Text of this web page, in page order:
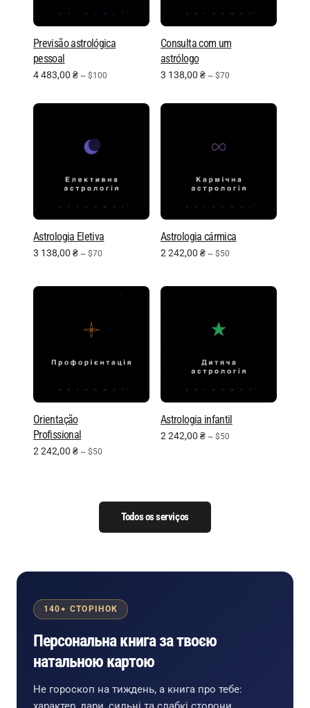
Previsão astrológica
pessoal
4 483,00 ₴ ~ $100
Consulta com um
astrólogo
3 138,00 ₴ ~ $70
Astrologia Eletiva
3 138,00 ₴ ~ $70
Astrologia cármica
2 242,00 ₴ ~ $50
Orientação
Profissional
2 242,00 ₴ ~ $50
Astrologia infantil
2 242,00 ₴ ~ $50
Todos os serviços
140+ СТОРІНОК
Персональна книга за твоєю
натальною картою
Не гороскоп на тиждень, а книга про тебе: